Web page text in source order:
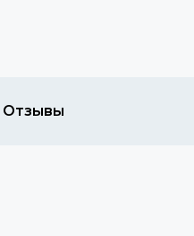
Отзывы